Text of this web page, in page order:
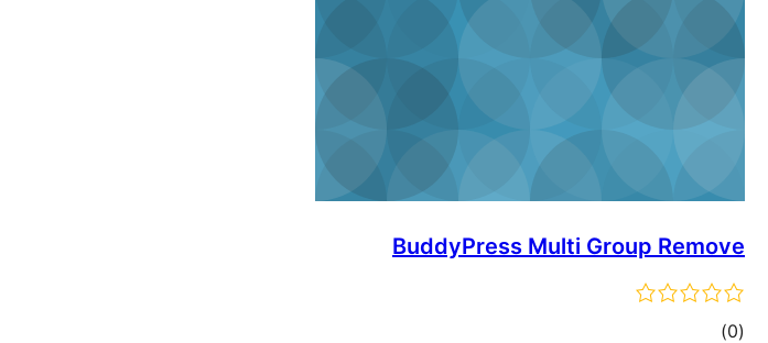
BuddyPress Multi Group Remove
(0 مجموع)